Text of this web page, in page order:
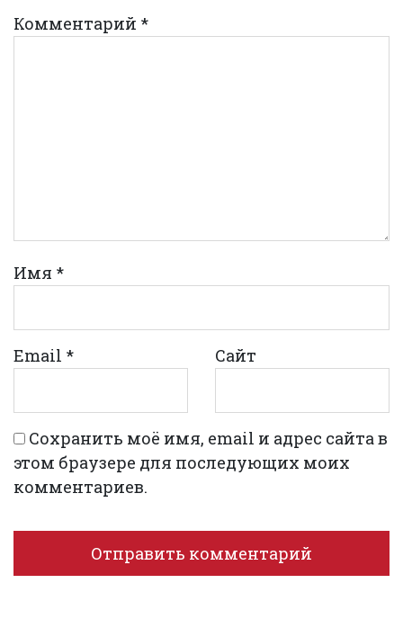
Комментарий *
Имя *
Email * Сайт
Сохранить моё имя, email и адрес сайта в
этом браузере для последующих моих
комментариев.